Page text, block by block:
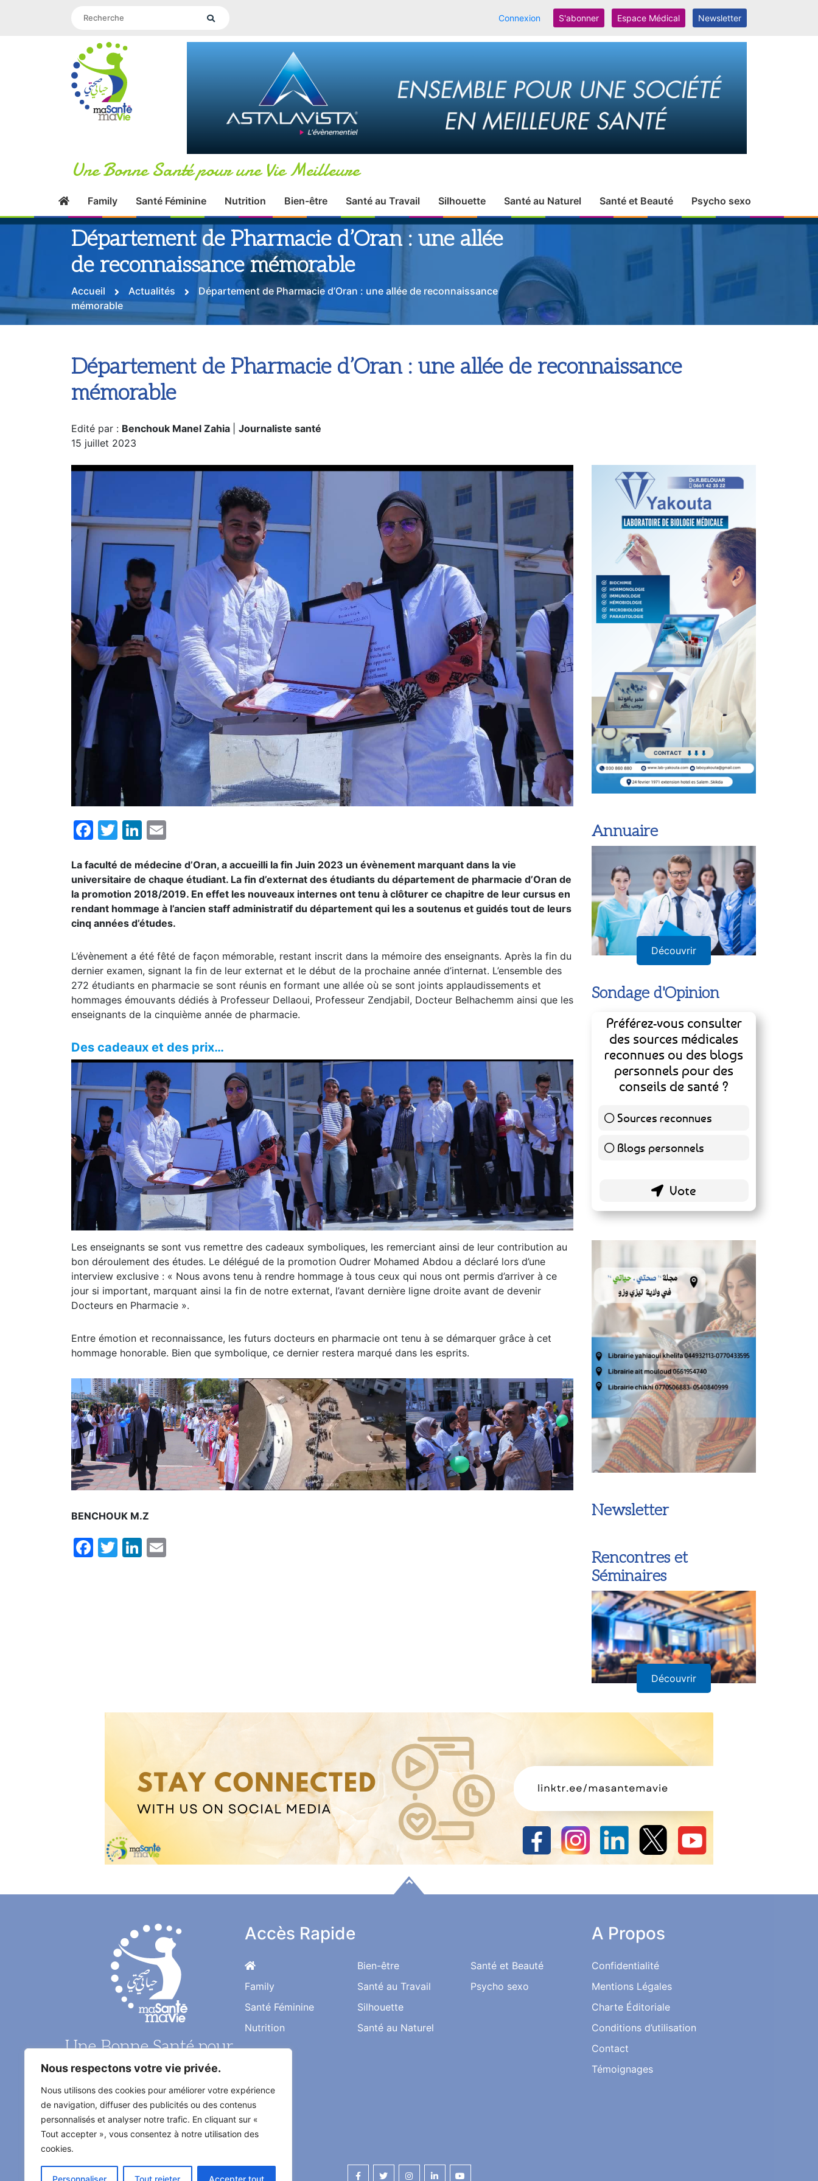
Nous respectons votre vie privée.
Nous utilisons des cookies pour améliorer votre expérience
de navigation, diffuser des publicités ou des contenus
personnalisés et analyser notre trafic. En cliquant sur «
Tout accepter », vous consentez à notre utilisation des
cookies.
Personnaliser Tout rejeter Accepter tout
Connexion S'abonner Espace Médical Newsletter
Une Bonne Santé pour une Vie Meilleure
Family Santé Féminine Nutrition Bien-être Santé au Travail Silhouette Santé au Naturel Santé et Beauté Psycho sexo
Département de Pharmacie d’Oran : une allée
de reconnaissance mémorable
Accueil Actualités
Département de Pharmacie d’Oran : une allée de reconnaissance
mémorable
Département de Pharmacie d’Oran : une allée de reconnaissance
mémorable
Edité par : Benchouk Manel Zahia
Journaliste santé
15 juillet 2023
Facebook
TwitterLinkedIn
La faculté de médecine d’Oran, a accueilli la fin Juin 2023 un évènement marquant dans la vie
universitaire de chaque étudiant. La fin d’externat des étudiants du département de pharmacie d’Oran de
la promotion 2018/2019. En effet les nouveaux internes ont tenu à clôturer ce chapitre de leur cursus en
rendant hommage à l’ancien staff administratif du département qui les a soutenus et guidés tout de leurs
cinq années d’études.
L’évènement a été fêté de façon mémorable, restant inscrit dans la mémoire des enseignants. Après la fin du
dernier examen, signant la fin de leur externat et le début de la prochaine année d’internat. L’ensemble des
272 étudiants en pharmacie se sont réunis en formant une allée où se sont joints applaudissements et
hommages émouvants dédiés à Professeur Dellaoui, Professeur Zendjabil, Docteur Belhachemm ainsi que les
enseignants de la cinquième année de pharmacie.
Des cadeaux et des prix…
Les enseignants se sont vus remettre des cadeaux symboliques, les remerciant ainsi de leur contribution au
bon déroulement des études. Le délégué de la promotion Oudrer Mohamed Abdou a déclaré lors d’une
interview exclusive : « Nous avons tenu à rendre hommage à tous ceux qui nous ont permis d’arriver à ce
jour si important, marquant ainsi la fin de notre externat, l’avant dernière ligne droite avant de devenir
Docteurs en Pharmacie ».
Entre émotion et reconnaissance, les futurs docteurs en pharmacie ont tenu à se démarquer grâce à cet
hommage honorable. Bien que symbolique, ce dernier restera marqué dans les esprits.
BENCHOUK M.Z
Facebook
TwitterLinkedIn
Annuaire
Découvrir
Sondage d'Opinion
Préférez-vous consulter
des sources médicales
reconnues ou des blogs
personnels pour des
conseils de santé ?
Sources reconnues
139 ( 73.16 % )
Blogs personnels51 ( 26.84 % )
Newsletter
Rencontres et
Séminaires
Découvrir
Une Bonne Santé pour
une Vie Meilleure
Le magazine santé au quotidien de
l'information médical décrypté par
les médecins et les experts
Accès Rapide
Family
Santé Féminine
Nutrition
Bien-être
Santé au Travail
Silhouette
Santé au Naturel
Santé et Beauté
Psycho sexo
A Propos
Confidentialité
Mentions Légales
Charte Éditoriale
Conditions d’utilisation
Contact
Témoignages